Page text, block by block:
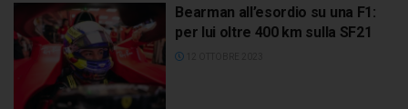
Bearman all’esordio su una F1:
per lui oltre 400 km sulla SF21